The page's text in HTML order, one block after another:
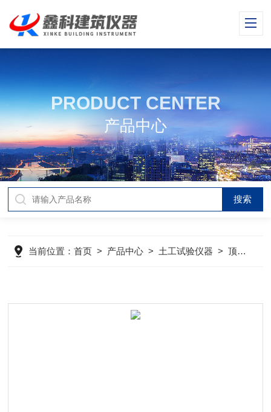
PRODUCT CENTER
产品中心
当前位置：首页 > 产品中心 > 土工试验仪器 >顶击式标准振筛机